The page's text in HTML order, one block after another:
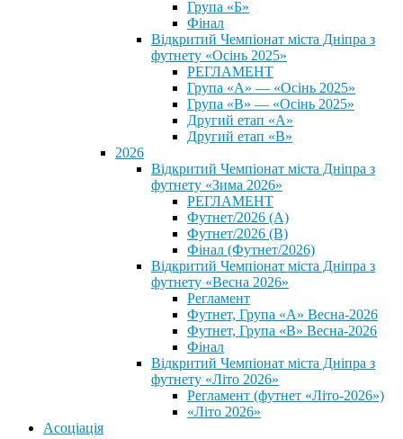
Група «Б»
Фінал
Відкритий Чемпіонат міста Дніпра з
футнету «Осінь 2025»
РЕГЛАМЕНТ
Група «А» — «Осінь 2025»
Група «В» — «Осінь 2025»
Другий етап «А»
Другий етап «В»
2026
Відкритий Чемпіонат міста Дніпра з
футнету «Зима 2026»
РЕГЛАМЕНТ
Футнет/2026 (А)
Футнет/2026 (В)
Фінал (Футнет/2026)
Відкритий Чемпіонат міста Дніпра з
футнету «Весна 2026»
Регламент
Футнет, Група «А» Весна-2026
Футнет, Група «В» Весна-2026
Фінал
Відкритий Чемпіонат міста Дніпра з
футнету «Літо 2026»
Регламент (футнет «Літо-2026»)
«Літо 2026»
Асоціація